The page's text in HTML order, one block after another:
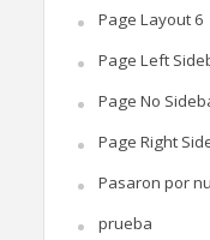
Page Layout 6
Page Left
Page No
Page Right
Pasaron por
prueba